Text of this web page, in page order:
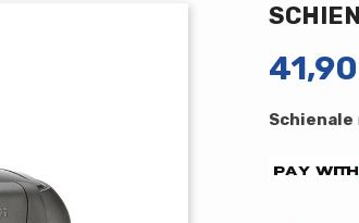
Schienale